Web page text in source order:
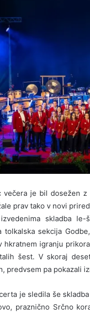
večera je bil dosežen
prav tako v novi
izvedenima skladba
tolkalska sekcija
hkratnem igranju
šest. V skoraj
predvsem pa pokazali
je sledila še
praznično Srčno